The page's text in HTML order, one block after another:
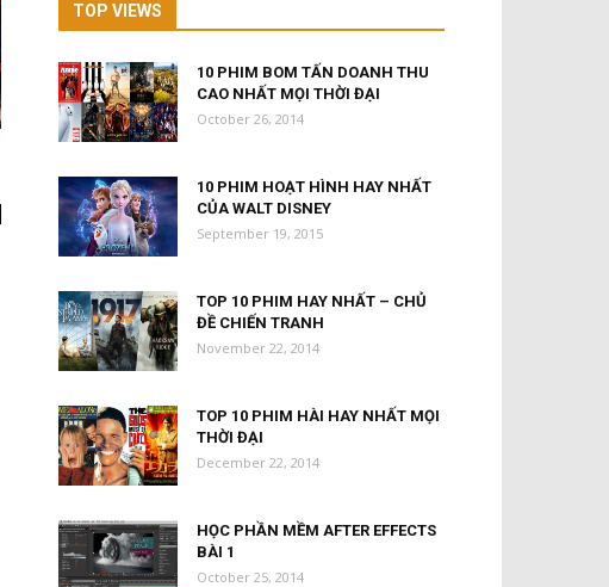
TOP VIEWS
10 PHIM BOM TẤN DOANH THU
CAO NHẤT MỌI THỜI ĐẠI
October 26, 2014
10 PHIM HOẠT HÌNH HAY NHẤT
CỦA WALT DISNEY
September 19, 2015
TOP 10 PHIM HAY NHẤT – CHỦ
ĐỀ CHIẾN TRANH
November 22, 2014
TOP 10 PHIM HÀI HAY NHẤT MỌI
THỜI ĐẠI
December 22, 2014
HỌC PHẦN MỀM AFTER EFFECTS
BÀI 1
October 25, 2014